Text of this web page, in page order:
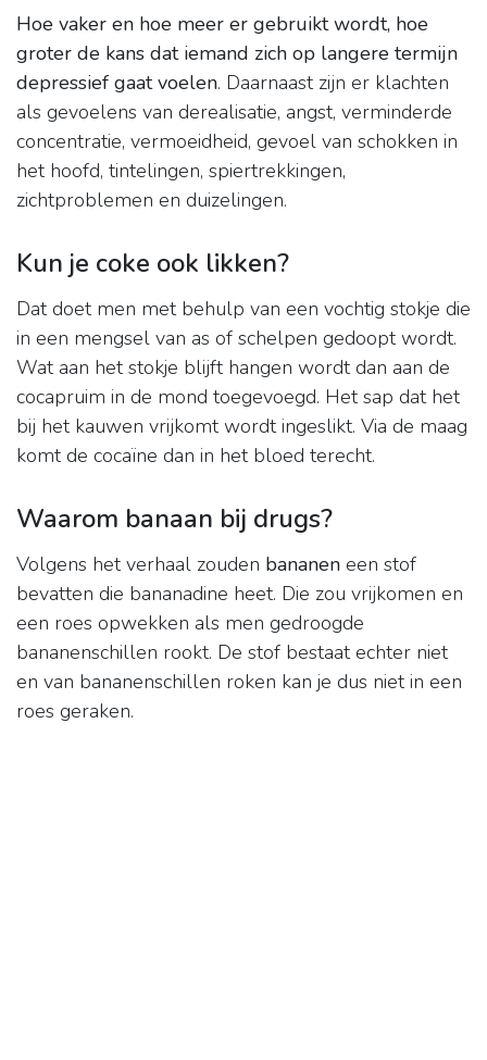
Hoe vaker en hoe meer er gebruikt wordt, hoe
groter de kans dat iemand zich op langere termijn
depressief gaat voelen. Daarnaast zijn er klachten
als gevoelens van derealisatie, angst, verminderde
concentratie, vermoeidheid, gevoel van schokken in
het hoofd, tintelingen, spiertrekkingen,
zichtproblemen en duizelingen.
Kun je coke ook likken?
Dat doet men met behulp van een vochtig stokje die
in een mengsel van as of schelpen gedoopt wordt.
Wat aan het stokje blijft hangen wordt dan aan de
cocapruim in de mond toegevoegd. Het sap dat het
bij het kauwen vrijkomt wordt ingeslikt. Via de maag
komt de cocaïne dan in het bloed terecht.
Waarom banaan bij drugs?
Volgens het verhaal zouden bananen een stof
bevatten die bananadine heet. Die zou vrijkomen en
een roes opwekken als men gedroogde
bananenschillen rookt. De stof bestaat echter niet
en van bananenschillen roken kan je dus niet in een
roes geraken.